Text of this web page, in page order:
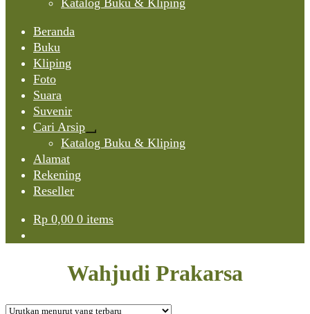
Katalog Buku & Kliping
Beranda
Buku
Kliping
Foto
Suara
Suvenir
Cari Arsip
Expand
child
Katalog Buku & Kliping
Alamat
Rekening
Reseller
Rp 0,00 0 items
Wahjudi Prakarsa